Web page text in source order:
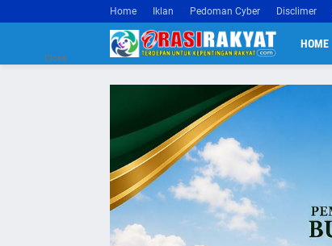
Close
Home Iklan Pedoman Cyber Disclimer
HOME